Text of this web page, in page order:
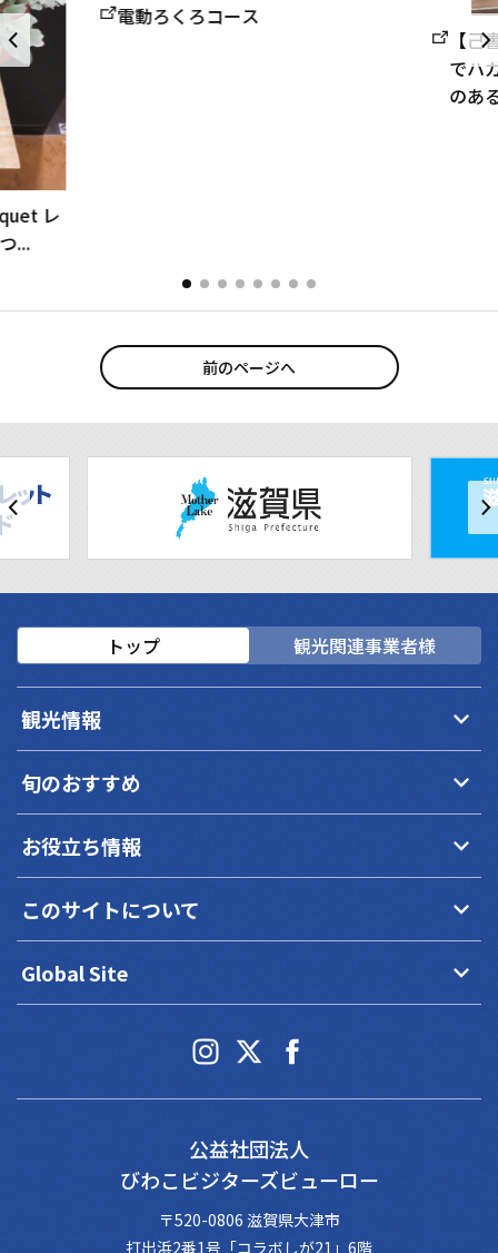
レ
...
電動ろくろコース
【
でハ
のあ
前のページへ
トップ 観光関連事業者様
観光情報 keyboard_arrow_down
旬のおすすめ keyboard_arrow_down
お役立ち情報 keyboard_arrow_down
このサイトについて keyboard_arrow_down
Global Site keyboard_arrow_down
公益社団法人
びわこビジターズビューロー
〒520-0806 滋賀県大津市
打出浜2番1号「コラボしが21」6階